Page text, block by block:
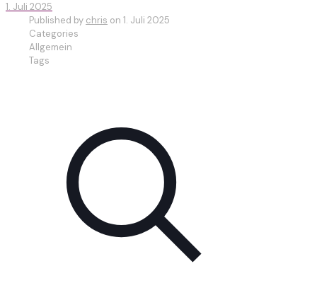
1. Juli 2025
Published by chris on 1. Juli 2025
Categories
Allgemein
Tags